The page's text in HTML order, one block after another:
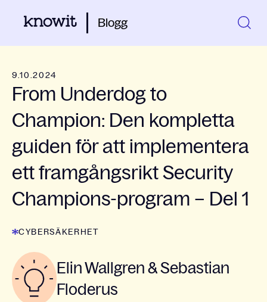
Blogg
9.10.2024
From Underdog to
Champion: Den kompletta
guiden för att implementera
ett framgångsrikt Security
Champions-program – Del 1
CYBERSÄKERHET
Elin Wallgren & Sebastian
Floderus